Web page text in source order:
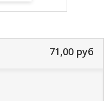
71,00 руб